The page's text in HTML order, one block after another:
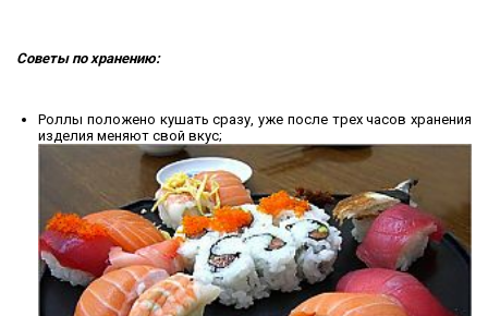
Советы по хранению:
Роллы положено кушать сразу, уже после трех часов хранения
изделия меняют свой вкус;